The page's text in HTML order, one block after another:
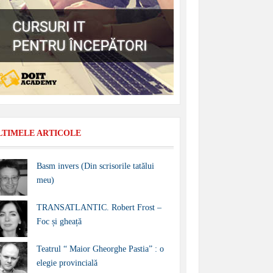
ARTICOLE
Basm invers (Din scrisorile tatălui
meu)
TRANSATLANTIC. Robert Frost –
Foc și gheață
Teatrul “ Maior Gheorghe Pastia” : o
elegie provincială